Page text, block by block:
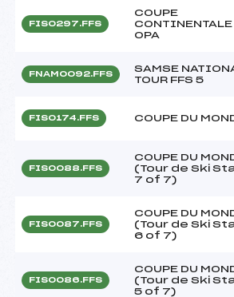
FIS0297.FFS
COUPE
CONTINENTALE
OPA
FNAM0092.FFS
SAMSE
TOUR FFS 5
FIS0174.FFS COUPE DU
FIS0088.FFS
COUPE DU
(Tour de Ski
7 of 7)
FIS0087.FFS
COUPE DU
(Tour de Ski
6 of 7)
FIS0086.FFS
COUPE DU
(Tour de Ski
5 of 7)